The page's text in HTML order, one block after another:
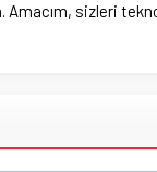
Amacım, sizleri